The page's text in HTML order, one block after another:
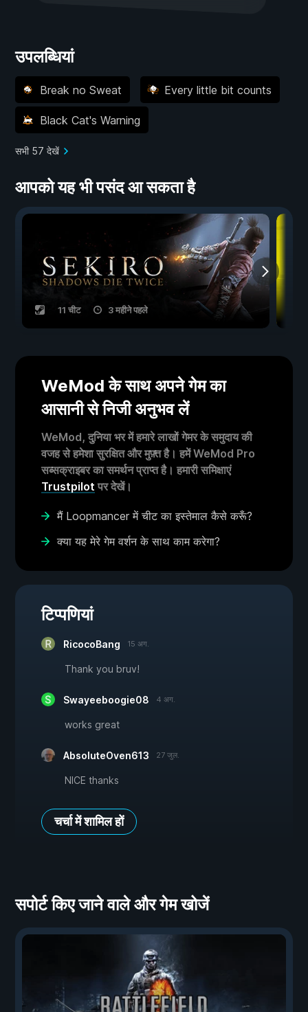
उपलब्धियां
Break no Sweat Every little bit counts
Black Cat's Warning
सभी 57 देखें
आपको यह भी पसंद आ सकता है
11 चीट 3 महीने पहले
WeMod के साथ अपने गेम का
आसानी से निजी अनुभव लें
WeMod, दुनिया भर में हमारे लाखों गेमर के समुदाय की
वजह से हमेशा सुरक्षित और मुफ़्त है। हमें WeMod Pro
सब्सक्राइबर का समर्थन प्राप्त है। हमारी समिक्षाएं
Trustpilot पर देखें।
मैं Loopmancer में चीट का इस्तेमाल कैसे करूँ?
क्या यह मेरे गेम वर्शन के साथ काम करेगा?
टिप्पणियां
RicocoBang 15 अग.
Thank you bruv!
Swayeeboogie08 4 अग.
works great
AbsoluteOven613 27 जुल.
NICE thanks
चर्चा में शामिल हों
सपोर्ट किए जाने वाले और गेम खोजें